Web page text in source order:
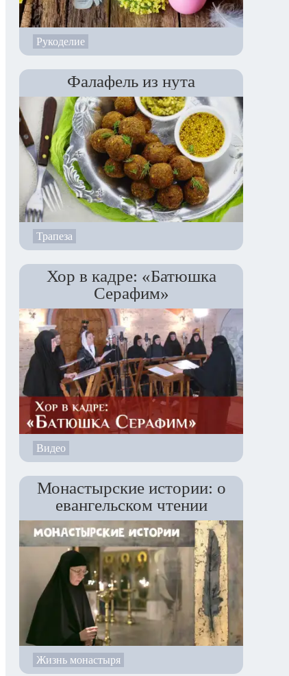
Рукоделие
Фалафель из нута
Трапеза
Хор в кадре: «Батюшка
Серафим»
Видео
Монастырские истории: о
евангельском чтении
Жизнь монастыря